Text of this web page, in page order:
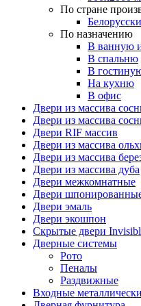
По стране
По назначению
В ванную
В спальню
В
На кухню
В офис
Двери из массива
Двери из массива
Двери RIF массив
Двери из массива
Двери из массива
Двери из массива дуба
Двери межкомнатные
Двери
Двери эмаль
Двери экошпон
Скрытые двери
Дверные системы
Рото
Пеналы
Раздвижные
Входные